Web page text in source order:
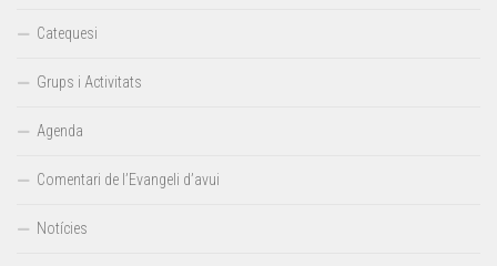
Catequesi
Grups i Activitats
Agenda
Comentari de l’Evangeli d’avui
Notícies